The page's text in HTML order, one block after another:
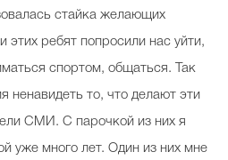
стайка желающих
этих ребят попросили нас уйти,
спортом, общаться. Так
ненавидеть то, что делают эти
СМИ. С парочкой из них я
уже много лет. Один из них мне